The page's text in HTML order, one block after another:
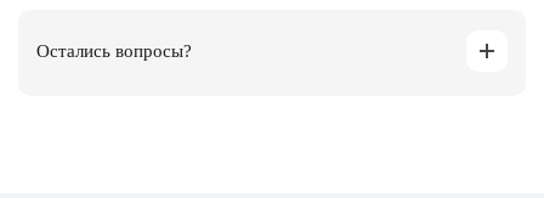
Остались вопросы?